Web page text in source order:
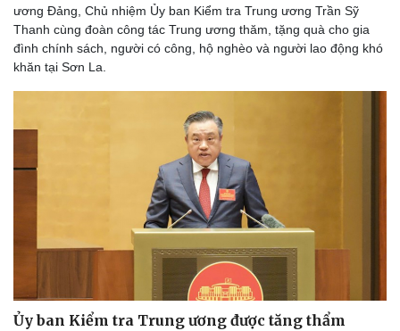
ương Đảng, Chủ nhiệm Ủy ban Kiểm tra Trung ương Trần Sỹ
Thanh cùng đoàn công tác Trung ương thăm, tặng quà cho gia
đình chính sách, người có công, hộ nghèo và người lao động khó
khăn tại Sơn La.
Ủy ban Kiểm tra Trung ương được tăng thẩm